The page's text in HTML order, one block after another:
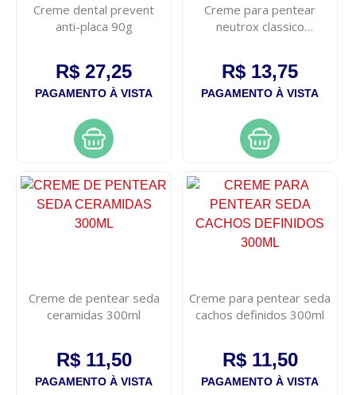
Creme dental prevent
anti-placa 90g
R$ 27,25
PAGAMENTO À VISTA
Creme para pentear
neutrox classico
R$ 13,75
PAGAMENTO À VISTA
Creme de pentear seda
ceramidas 300ml
R$ 11,50
PAGAMENTO À VISTA
Creme para pentear seda
cachos definidos 300ml
R$ 11,50
PAGAMENTO À VISTA